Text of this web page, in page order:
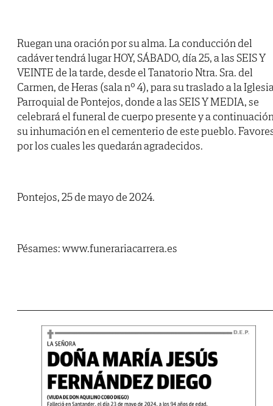
Ruegan una oración por su alma. La conducción del
cadáver tendrá lugar HOY, SÁBADO, día 25, a las SEIS Y
VEINTE de la tarde, desde el Tanatorio Ntra. Sra. del
Carmen, de Heras (sala nº 4), para su traslado a la
Parroquial de Pontejos, donde a las SEIS Y MEDIA, se
celebrará el funeral de cuerpo presente y a
su inhumación en el cementerio de este pueblo.
por los cuales les quedarán agradecidos.
Pontejos, 25 de mayo de 2024.
Pésames: www.funerariacarrera.es